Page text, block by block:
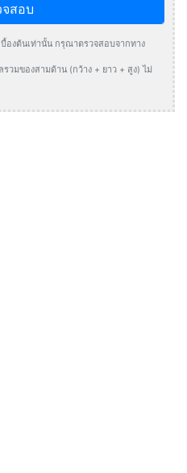
จสอบ
องต้นเท่านั้น กรุณาตรวจสอบจากทาง
วมของสามด้าน (กว้าง + ยาว + สูง) ไม่